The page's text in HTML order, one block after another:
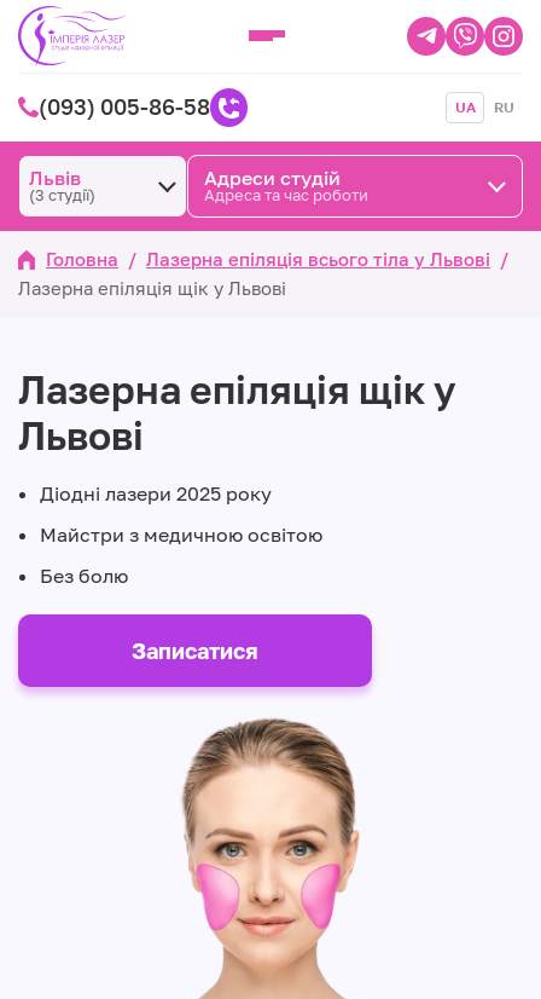
(093) 005-86-58 UA RU
Львів
(3 студії)
Адреси студій
Адреса та час роботи
Головна / Лазерна епіляція всього тіла у Львові
/
Лазерна епіляція щік у Львові
Лазерна епіляція щік у
Львові
Діодні лазери 2025 року
Майстри з медичною освітою
Без болю
Записатися